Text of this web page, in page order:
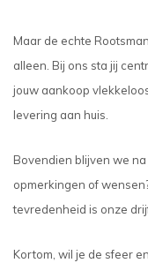
Maar de echte
alleen. Bij ons sta jij
jouw aankoop
levering aan huis.
Bovendien blijven we
opmerkingen of
tevredenheid is onze
Kortom, wil je de sfeer